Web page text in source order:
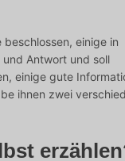
einige in
Antwort und soll
einige gute
ihnen zwei